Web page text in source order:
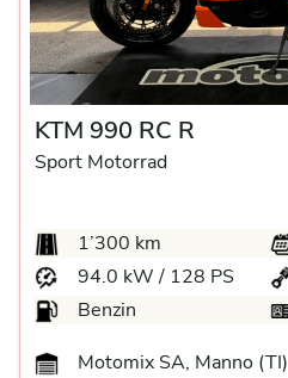
KTM 990 RC R
Sport Motorrad
1’300 km
94.0 kW / 128 PS
Benzin
Motomix SA, Manno (TI)